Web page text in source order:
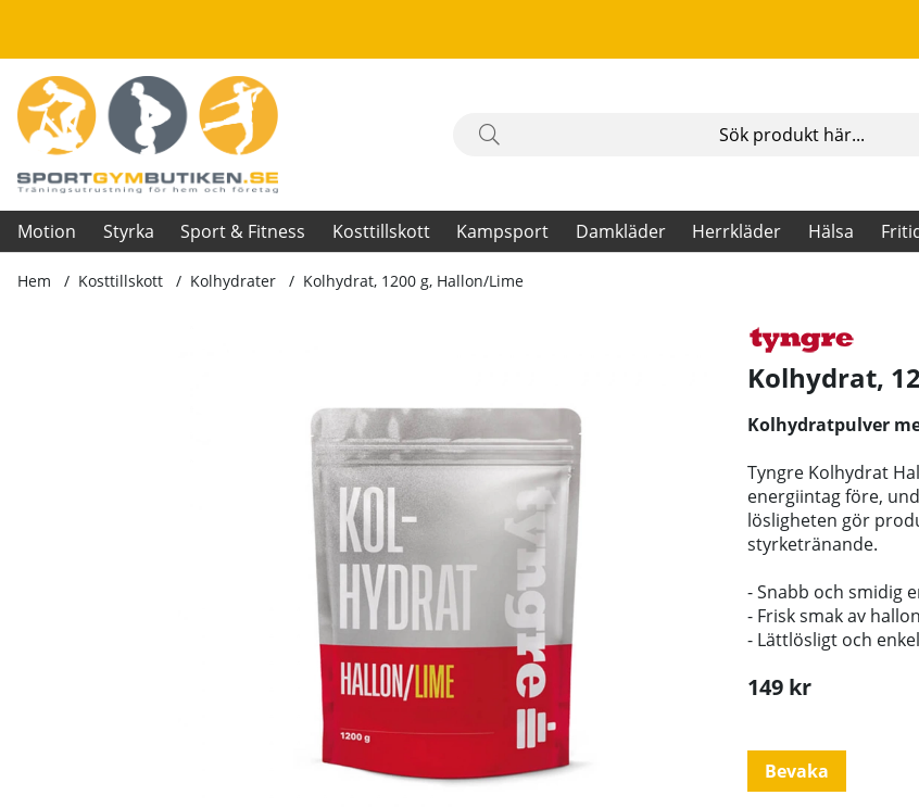
Motion Styrka Sport & Fitness Kosttillskott Kampsport Damkläder Herrkläder Hälsa
Hem Kosttillskott Kolhydrater Kolhydrat, 1200 g, Hallon/Lime
Kolhydrat,
Kolhydratpulver
Tyngre Kolhydrat
energiintag före,
lösligheten gör
styrketränande.
- Snabb och smidig
- Frisk smak av
- Lättlösligt och
149 kr
Bevaka